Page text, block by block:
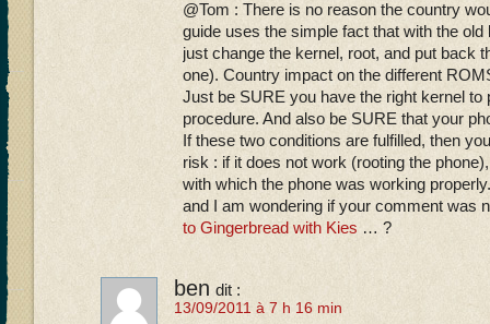
@Tom : There is no reason the country
guide uses the simple fact that with the
just change the kernel, root, and put back
one). Country impact on the different
Just be SURE you have the right kernel to
procedure. And also be SURE that your
If these two conditions are fulfilled, then
risk : if it does not work (rooting the
with which the phone was working
and I am wondering if your comment was
to Gingerbread with Kies … ?
ben dit :
13/09/2011 à 7 h 16 min